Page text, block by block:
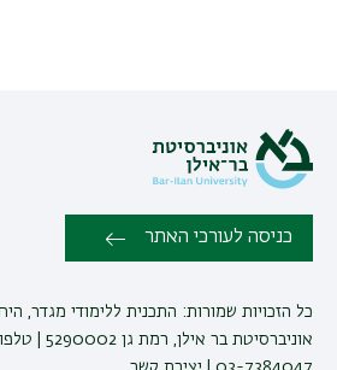
כניסה לעורכי האתר
כל הזכויות שמורות: התכנית ללימודי מגדר,